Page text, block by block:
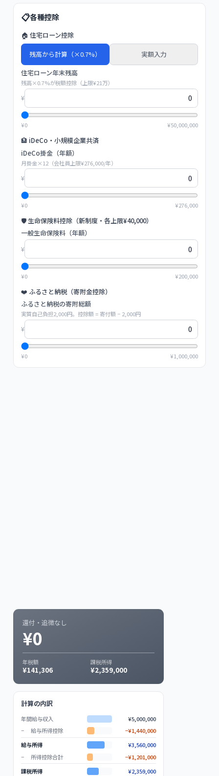
📋各種控除
🏠 住宅ローン控除
残高から計算（×0.7%） 実額入力
住宅ローン年末残高
残高×0.7%が税額控除（上限¥21万）
¥
¥0 ¥50,000,000
🏦 iDeCo・小規模企業共済
iDeCo掛金（年額）
月掛金×12（会社員上限¥276,000/年）
¥
¥0 ¥276,000
🛡️ 生命保険料控除（新制度・各上限¥40,000）
一般生命保険料（年額）
¥
¥0 ¥200,000
❤️ ふるさと納税（寄附金控除）
ふるさと納税の寄附総額
実質自己負担2,000円。控除額 = 寄付額 − 2,000円
¥
¥0 ¥1,000,000
還付・追徴なし
¥0
年税額
¥141,306
課税所得
¥2,359,000
計算の内訳
年間給与収入
¥5,000,000
−
給与所得控除 −¥1,440,000
給与所得
¥3,560,000
−
所得控除合計 −¥1,201,000
課税所得
¥2,359,000